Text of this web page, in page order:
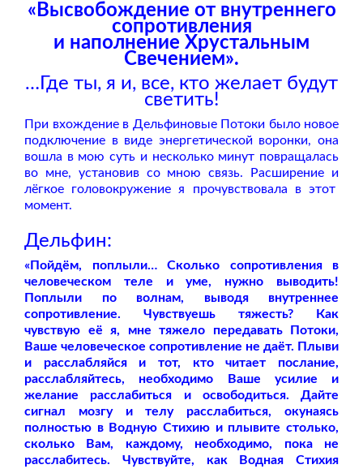
«Высвобождение от внутреннего
сопротивления
и наполнение Хрустальным
Свечением».
… Где ты, я и, все, кто желает будут
светить!
При вхождение в Дельфиновые Потоки было новое
подключение в виде энергетической воронки, она
вошла в мою суть и несколько минут повращалась
во мне, установив со мною связь. Расширение и
лёгкое головокружение я прочувствовала в этот
момент.
Дельфин:
«Пойдём, поплыли… Сколько сопротивления в
человеческом теле и уме, нужно выводить!
Поплыли по волнам, выводя внутреннее
сопротивление. Чувствуешь тяжесть? Как
чувствую её я, мне тяжело передавать Потоки,
Ваше человеческое сопротивление не даёт. Плыви
и расслабляйся и тот, кто читает
послание,
расслабляйтесь, необходимо Ваше
усилие и
желание расслабиться и освободиться. Дайте
сигнал мозгу и телу расслабиться, окунаясь
полностью в Водную Стихию и плывите столько,
сколько Вам, каждому, необходимо, пока не
расслабитесь.
Чувствуйте, как Водная Стихия